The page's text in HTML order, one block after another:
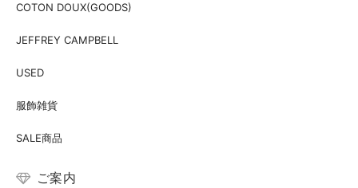
COTON DOUX(GOODS)
JEFFREY CAMPBELL
USED
服飾雑貨
SALE商品
ご案内